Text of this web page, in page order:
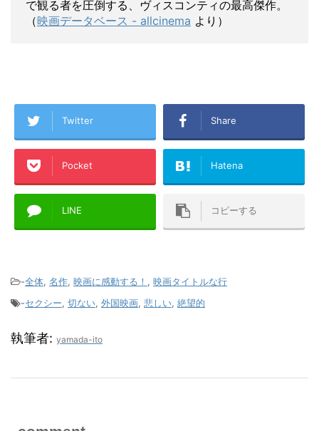
で観る者を圧倒する、ヴィスコンティの最高傑作。
（映画データベース - allcinema より）
Twitter Share
Pocket Hatena
LINE コピーする
-全体, 名作, 映画に感動する！ , 映画タイトルな行
-セクシー, 切ない, 外国映画, 悲しい, 絶望的
執筆者: yamada-ito